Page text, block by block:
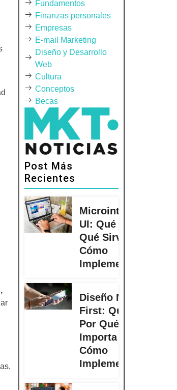
Fundamentos
Finanzas personales
Empresas
E-mail Marketing
Diseño y Desarrollo
Web
Cultura
Conceptos
Becas
Post Más
Recientes
Microinteracciones
UI: Qué Son, Para
Qué Sirven y
Cómo
Implementarlas
Diseño Mobile
First: Qué Es,
Por Qué
Importa y
Cómo
Implementarlo